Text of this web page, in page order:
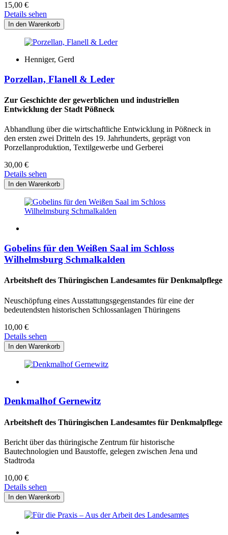
15,00 €
Details sehen
Henniger, Gerd
Porzellan, Flanell & Leder
Zur Geschichte der gewerblichen und industriellen
Entwicklung der Stadt Pößneck
Abhandlung über die wirtschaftliche Entwicklung in Pößneck in
den ersten zwei Dritteln des 19. Jahrhunderts, geprägt von
Porzellanproduktion, Textilgewerbe und Gerberei
30,00 €
Details sehen
Gobelins für den Weißen Saal im Schloss
Wilhelmsburg Schmalkalden
Arbeitsheft des Thüringischen Landesamtes für Denkmalpflege
Neuschöpfung eines Ausstattungsgegenstandes für eine der
bedeutendsten historischen Schlossanlagen Thüringens
10,00 €
Details sehen
Denkmalhof Gernewitz
Arbeitsheft des Thüringischen Landesamtes für Denkmalpflege
Bericht über das thüringische Zentrum für historische
Bautechnologien und Baustoffe, gelegen zwischen Jena und
Stadtroda
10,00 €
Details sehen